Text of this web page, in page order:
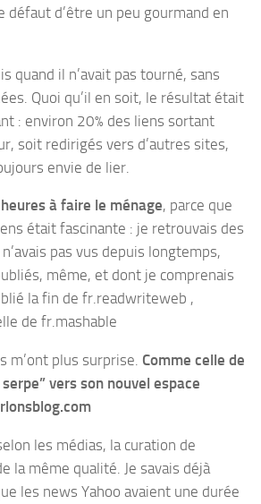
défaut d’être un peu gourmand en
quand il n’avait pas tourné, sans
Quoi qu’il en soit, le résultat était
: environ 20% des liens sortant
soit redirigés vers d’autres sites,
envie de lier.
à faire le ménage, parce que
était fascinante : je retrouvais des
pas vus depuis longtemps,
même, et dont je comprenais
la fin de fr.readwriteweb ,
de fr.mashable
m’ont plus surprise. Comme celle de
vers son nouvel espace
les médias, la curation de
la même qualité. Je savais déjà
les news Yahoo avaient une durée